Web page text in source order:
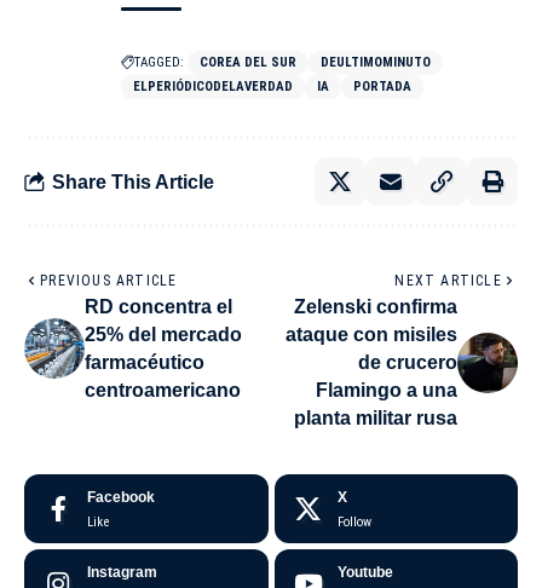
TAGGED: COREA DEL SUR
DEULTIMOMINUTO
ELPERIÓDICODELAVERDAD
IA PORTADA
Share This Article
PREVIOUS ARTICLE
RD concentra el
25% del mercado
farmacéutico
centroamericano
NEXT ARTICLE
Zelenski confirma
ataque con misiles
de crucero
Flamingo a una
planta militar rusa
Facebook
Like
X
Follow
Instagram Youtube